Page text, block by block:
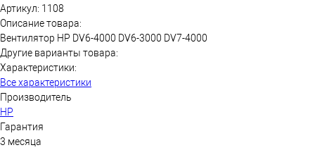
Артикул: 1108
Описание товара:
Вентилятор HP DV6-4000 DV6-3000 DV7-4000
Другие варианты товара:
Характеристики:
Все характеристики
Производитель
HP
Гарантия
3 месяца